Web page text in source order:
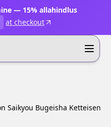
— 15% allahindlus
at checkout
Saikyou Bugeisha Ketteisen